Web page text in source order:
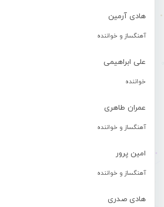
هادی آرمین
آهنگساز و خواننده
علی ابراهیمی
خواننده
عمران طاهری
آهنگساز و خواننده
امین پرور
آهنگساز و خواننده
هادی صدری